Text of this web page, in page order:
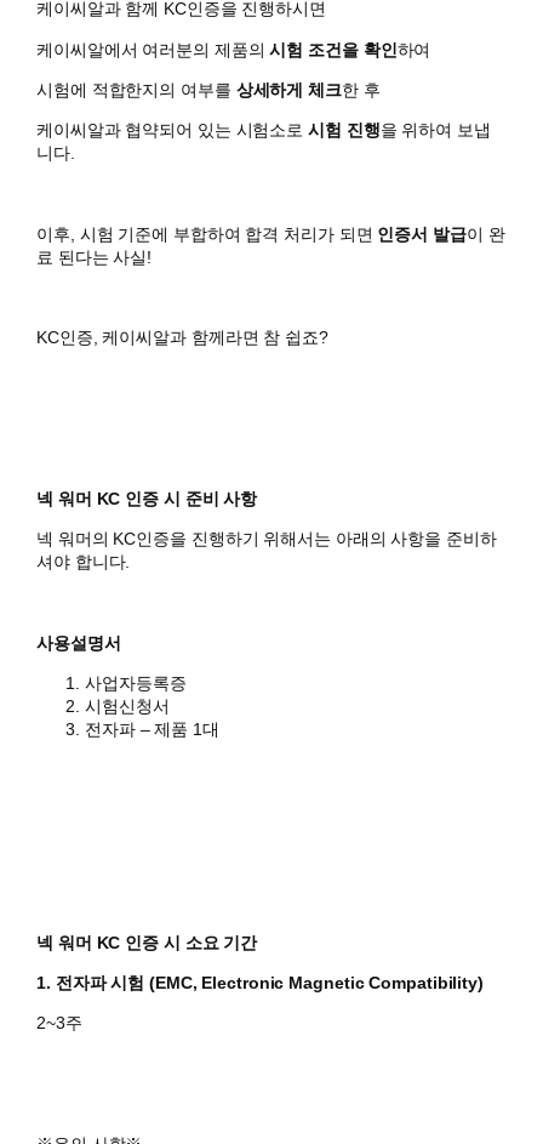
케이씨알과 함께 KC인증을 진행하시면
​케이씨알에서 여러분의 제품의시험 조건을 확인하여
시험에 적합한지의 여부를 상세하게 체크한 후
케이씨알과 협약되어 있는 시험소로시험 진행을 위하여 보냅
니다.
이후, 시험 기준에 부합하여 합격 처리가 되면 인증서 발급이 완
료 된다는 사실!
KC인증, 케이씨알과 함께라면 참 쉽죠?
넥 워머 KC 인증 시 준비 사항
넥 워머의 KC인증을 진행하기 위해서는 아래의 사항을 준비하
셔야 합니다.
사용설명서
사업자등록증
시험신청서
전자파 – 제품 1대
넥 워머 KC 인증 시 소요 기간
1. 전자파 시험 (EMC, Electronic Magnetic Compatibility)
2~3주